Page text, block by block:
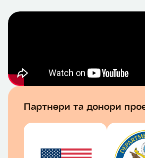
рекомендації, викладені в
автору(ам) і не обов’язково
Партнери та донори